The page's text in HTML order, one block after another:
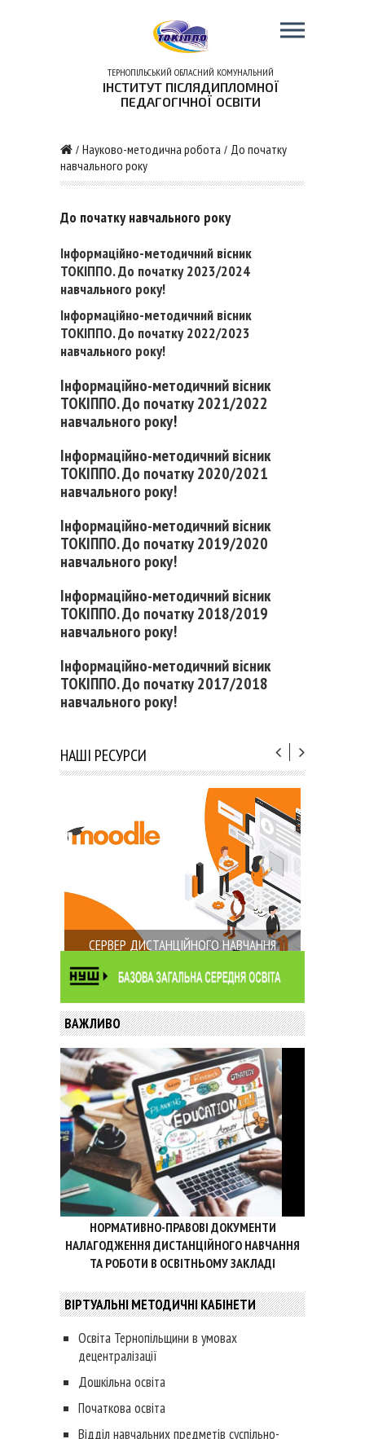
ТЕРНОПІЛЬСЬКИЙ ОБЛАСНИЙ КОМУНАЛЬНИЙ
ІНСТИТУТ ПІСЛЯДИПЛОМНОЇ
ПЕДАГОГІЧНОЇ ОСВІТИ
/ Науково-методична робота / До початку
навчального року
До початку навчального року
Інформаційно-методичний вісник
ТОКІППО. До початку 2023/2024
навчального року!
Інформаційно-методичний вісник
ТОКІППО. До початку 2022/2023
навчального року!
Інформаційно-методичний вісник
ТОКІППО. До початку 2021/2022
навчального року!
Інформаційно-методичний вісник
ТОКІППО. До початку 2020/2021
навчального року!
Інформаційно-методичний вісник
ТОКІППО. До початку 2019/2020
навчального року!
Інформаційно-методичний вісник
ТОКІППО. До початку 2018/2019
навчального року!
Інформаційно-методичний вісник
ТОКІППО. До початку 2017/2018
навчального року!
НАШІ РЕСУРСИ
СЕРВЕР ДИСТАНЦІЙНОГО НАВЧАННЯ
ВАЖЛИВО
НОРМАТИВНО-ПРАВОВІ ДОКУМЕНТИ
НАЛАГОДЖЕННЯ ДИСТАНЦІЙНОГО НАВЧАННЯ
ТА РОБОТИ В ОСВІТНЬОМУ ЗАКЛАДІ
ВІРТУАЛЬНІ МЕТОДИЧНІ КАБІНЕТИ
Освіта Тернопільщини в умовах
децентралізації
Дошкільна освіта
Початкова освіта
Відділ навчальних предметів суспільно-